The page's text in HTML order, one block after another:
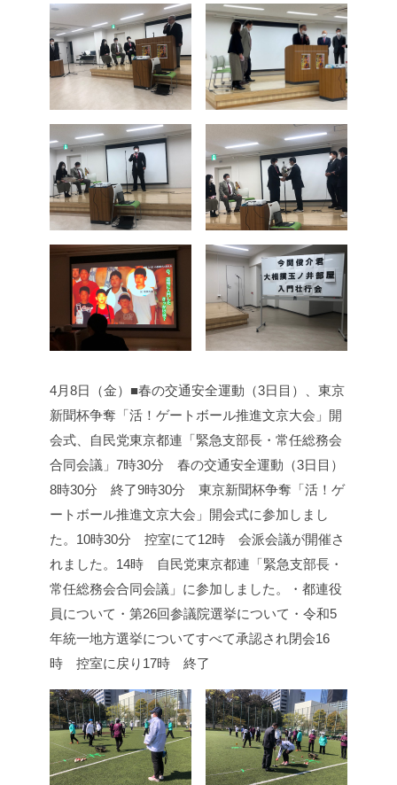
4月8日（金）■春の交通安全運動（3日目）、東京
新聞杯争奪「活！ゲートボール推進文京大会」開
会式、自民党東京都連「緊急支部長・常任総務会
合同会議」 7時30分 春の交通安全運動（3日目）
8時30分 終了9時30分 東京新聞杯争奪「活！ゲ
ートボール推進文京大会」開会式に参加しまし
た。 10時30分 控室にて12時 会派会議が開催さ
れました。 14時 自民党東京都連「緊急支部長・
常任総務会合同会議」に参加しました。
・都連役
員について ・第26回参議院選挙について ・令和5
年統一地方選挙についてすべて承認され閉会16
時 控室に戻り 17時 終了